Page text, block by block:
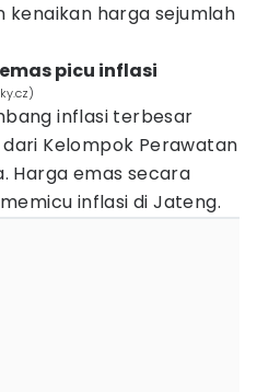
kenaikan harga sejumlah
picu inflasi
inflasi terbesar
Kelompok Perawatan
Harga emas secara
inflasi di Jateng.